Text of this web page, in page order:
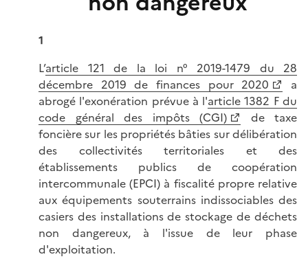
1
L’article 121 de la loi n° 2019-1479 du 28
décembre 2019 de finances pour 2020
a
abrogé l'exonération prévue à l'article 1382 F du
code général des impôts (CGI)
de taxe
foncière sur les propriétés bâties sur délibération
des collectivités territoriales et des
établissements publics de coopération
intercommunale (EPCI) à fiscalité propre relative
aux équipements souterrains indissociables des
casiers des installations de stockage de déchets
non dangereux, à l'issue de leur phase
d'exploitation.